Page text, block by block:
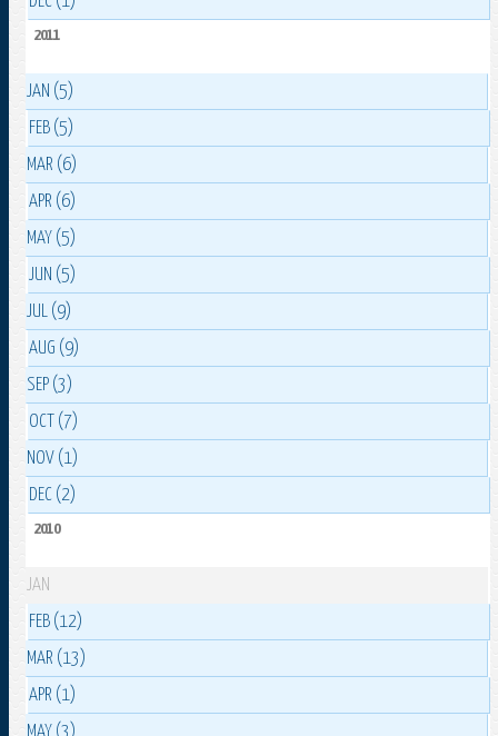
2011
JAN (5)
FEB (5)
MAR (6)
APR (6)
MAY (5)
JUN (5)
JUL (9)
AUG (9)
SEP (3)
OCT (7)
NOV (1)
DEC (2)
2010
JAN
FEB (12)
MAR (13)
APR (1)